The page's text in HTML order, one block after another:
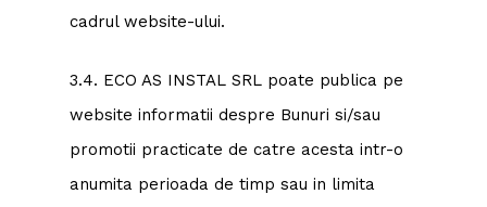
cadrul website-ului.
3.4. ECO AS INSTAL SRL poate publica pe
website informatii despre Bunuri si/sau
promotii practicate de catre acesta intr-o
anumita perioada de timp sau in limita